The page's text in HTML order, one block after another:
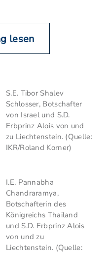
lesen
S.E. Tibor Shalev
Schlosser, Botschafter
von Israel und S.D.
Erbprinz Alois von und
zu Liechtenstein. (Quelle:
IKR/Roland Korner)
I.E. Pannabha
Chandraramya,
Botschafterin des
Königreichs Thailand
und S.D. Erbprinz Alois
von und zu
Liechtenstein. (Quelle: